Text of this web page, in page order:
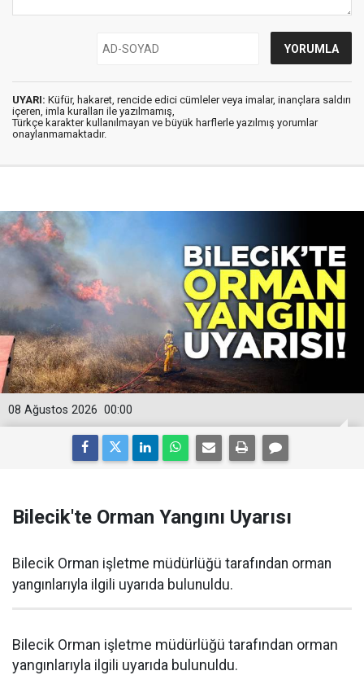
UYARI: Küfür, hakaret, rencide edici cümleler veya imalar, inançlara saldırı
içeren, imla kuralları ile yazılmamış,
Türkçe karakter kullanılmayan ve büyük harflerle yazılmış yorumlar
onaylanmamaktadır.
00:00
08 Ağustos 2026
Bilecik'te Orman Yangını Uyarısı
Bilecik Orman işletme müdürlüğü tarafından orman
yangınlarıyla ilgili uyarıda bulunuldu.
Bilecik Orman işletme müdürlüğü tarafından orman
yangınlarıyla ilgili uyarıda bulunuldu.